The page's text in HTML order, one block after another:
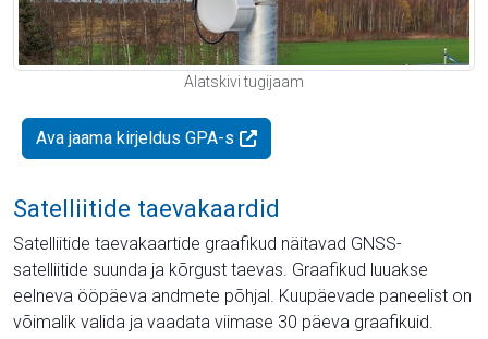
Alatskivi tugijaam
Ava jaama kirjeldus GPA-s
Satelliitide taevakaardid
Satelliitide taevakaartide graafikud näitavad GNSS-
satelliitide suunda ja kõrgust taevas. Graafikud luuakse
eelneva ööpäeva andmete põhjal. Kuupäevade paneelist on
võimalik valida ja vaadata viimase 30 päeva graafikuid.